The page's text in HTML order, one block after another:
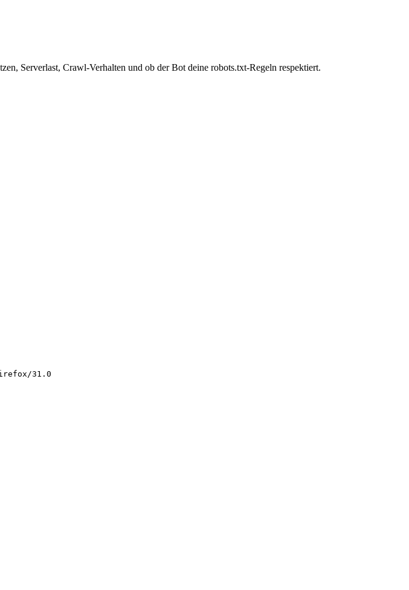
Serverlast, Crawl-Verhalten und ob der Bot deine robots.txt-Regeln respektiert.
31.0